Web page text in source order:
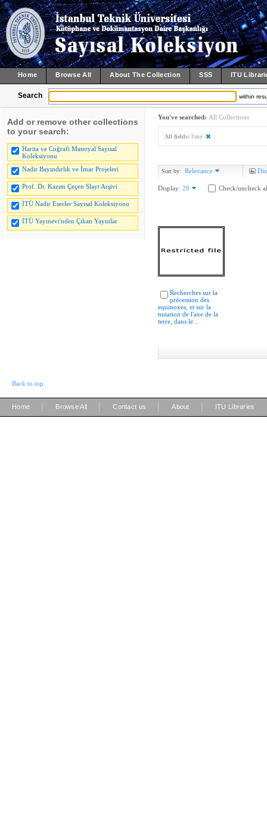
Home Browse All About The Collection SSS ITU
Search within
Add or remove other collections
to your search:
Harita ve Coğrafi Materyal Sayısal
Koleksiyonu
Nadir Bayındırlık ve İmar Projeleri
Prof. Dr. Kazım Çeçen Slayt Arşivi
İTÜ Nadir Eserler Sayısal Koleksiyonu
İTÜ Yayınevi'nden Çıkan Yayınlar
You've searched: All Collections
All fields: l'axe
Sort by: Relevance
Display: 20 Check/uncheck
Recherches sur la
précession des
equinoxes, et sur la
nutation de l'axe de la
terre, dans le...
Back to top
Home Browse All Contact us About ITU Libraries